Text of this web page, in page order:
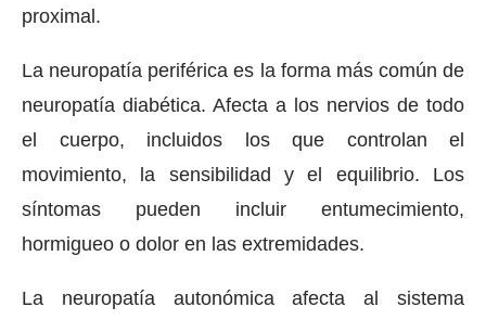
proximal.
La neuropatía periférica es la forma más común de
neuropatía diabética. Afecta a los nervios de todo
el cuerpo, incluidos los que controlan el
movimiento, la sensibilidad y el equilibrio. Los
síntomas pueden incluir entumecimiento,
hormigueo o dolor en las extremidades.
La neuropatía autonómica afecta al sistema